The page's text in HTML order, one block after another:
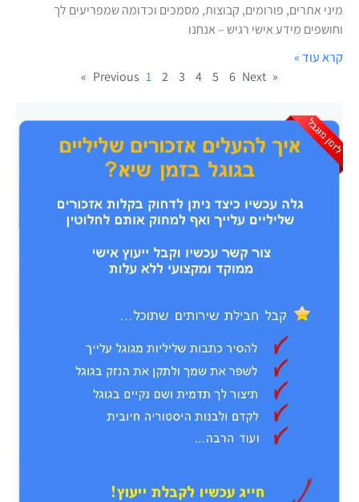
מיני אתרים, פורומים, קבוצות, מסמכים וכדומה שמפריעים לך
וחושפים מידע אישי רגיש – אנחנו
קרא עוד »
« Previous
1 2 3 4 5 6 Next »